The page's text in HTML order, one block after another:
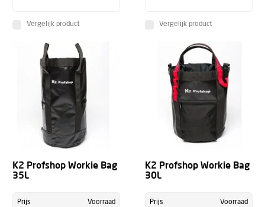
Vergelijk product Vergelijk product
K2 Profshop Workie Bag
35L
Prijs Voorraad
K2 Profshop Workie Bag
30L
Prijs Voorraad